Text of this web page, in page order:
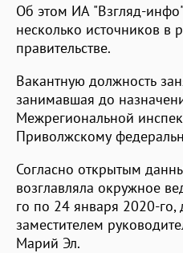
Об этом ИА "Взгляд-
несколько источников в
правительстве.
Вакантную должность
занимавшая до
Межрегиональной
Приволжскому
Согласно открытым
возглавляла окружное
го по 24 января 2020-го,
заместителем
Марий Эл.